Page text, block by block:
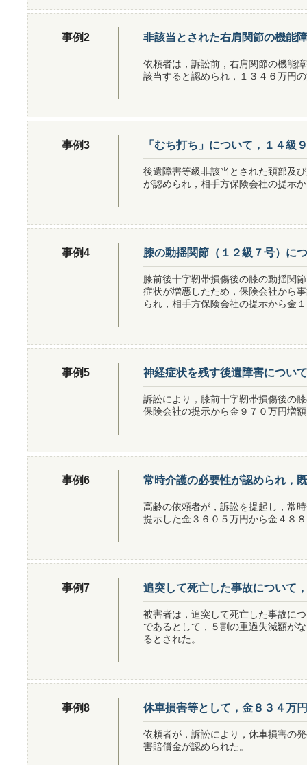
事例2 非該当とされた右肩関節の機能
依頼者は，訴訟前，右肩関節の機能
該当すると認められ，１３４６万円
事例3 「むち打ち」について，１４級
後遺障害等級非該当とされた頚部及
が認められ，相手方保険会社の提示
事例4 膝の動揺関節（１２級７号）に
膝前後十字靭帯損傷後の膝の動揺関
症状が増悪したため，保険会社から
られ，相手方保険会社の提示から金
事例5 神経症状を残す後遺障害につい
訴訟により，膝前十字靭帯損傷後の
保険会社の提示から金９７０万円増
事例6 常時介護の必要性が認められ，
高齢の依頼者が，訴訟を提起し，常
提示した金３６０５万円から金４８
事例7 追突して死亡した事故について
被害者は，追突して死亡した事故に
であるとして，５割の重過失減額が
るとされた。
事例8 休車損害等として，金８３４万
依頼者が，訴訟により，休車損害の
害賠償金が認められた。